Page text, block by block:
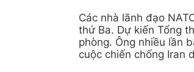
Các nhà lãnh đạo
thứ Ba. Dự kiến Tổng
phòng. Ông nhiều lần
cuộc chiến chống Iran